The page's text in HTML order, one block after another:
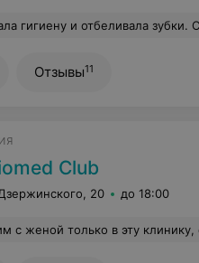
гигиену и отбеливала зубки.
Отзывы11
Club
20 до 18:00
только в эту клинику, если что-то с зубами. Приветливый и вежливый